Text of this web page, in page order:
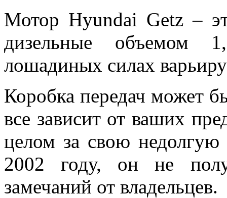
Мотор Hyundai Getz –
дизельные объемом
лошадиных силах
Коробка передач может
все зависит от ваших
целом за свою
2002 году, он не
замечаний от владельцев.